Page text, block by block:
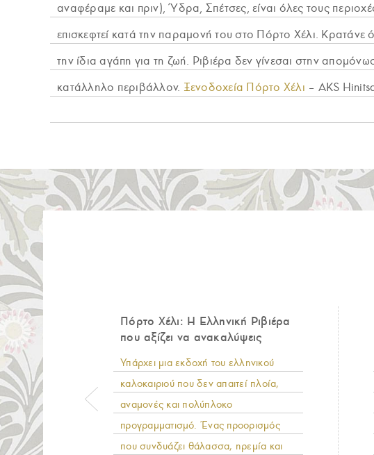
αναφέραμε και πριν), Ύδρα, Σπέτσες, είναι όλες τους
επισκεφτεί κατά την παραμονή του στο Πόρτο Χέλι. Κρατάνε
την ίδια αγάπη για τη ζωή. Ριβιέρα δεν γίνεσαι στην
κατάλληλο περιβάλλον. Ξενοδοχεία Πόρτο Χέλι – AKS
Πόρτο Χέλι: Η Ελληνική Ριβιέρα
που αξίζει να ανακαλύψεις
Υπάρχει μια εκδοχή του ελληνικού
καλοκαιριού που δεν απαιτεί πλοία,
αναμονές και πολύπλοκο
προγραμματισμό. Ένας προορισμός
που συνδυάζει θάλασσα, ηρεμία και